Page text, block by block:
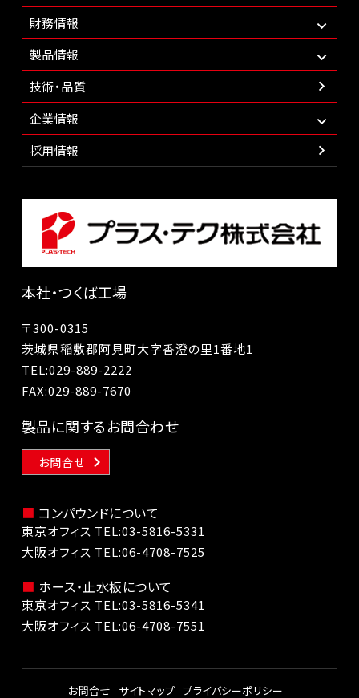
財務情報
製品情報
技術・品質
企業情報
採用情報
本社・つくば工場
〒300-0315
茨城県稲敷郡阿見町大字香澄の里1番地1
TEL:029-889-2222
FAX:029-889-7670
製品に関するお問合わせ
お問合せ
コンパウンドについて
東京オフィス TEL:03-5816-5331
大阪オフィス TEL:06-4708-7525
ホース・止水板について
東京オフィス TEL:03-5816-5341
大阪オフィス TEL:06-4708-7551
お問合せ サイトマップ プライバシーポリシー